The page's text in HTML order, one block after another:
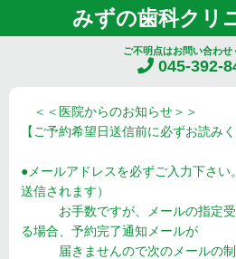
みずの歯科クリ
ご不明点はお問い合わせ
045-392-
＜＜医院からのお知らせ＞＞
【ご予約希望日送信前に必ずお読みく
●メールアドレスを必ずご入力下さ
送信されます）
お手数ですが、メールの指定受
る場合、予約完了通知メールが
届きませんので次のメールの制